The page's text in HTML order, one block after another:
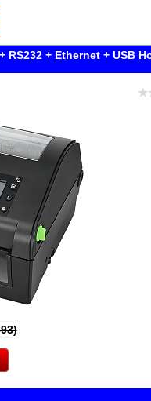
RS232 + Ethernet + USB